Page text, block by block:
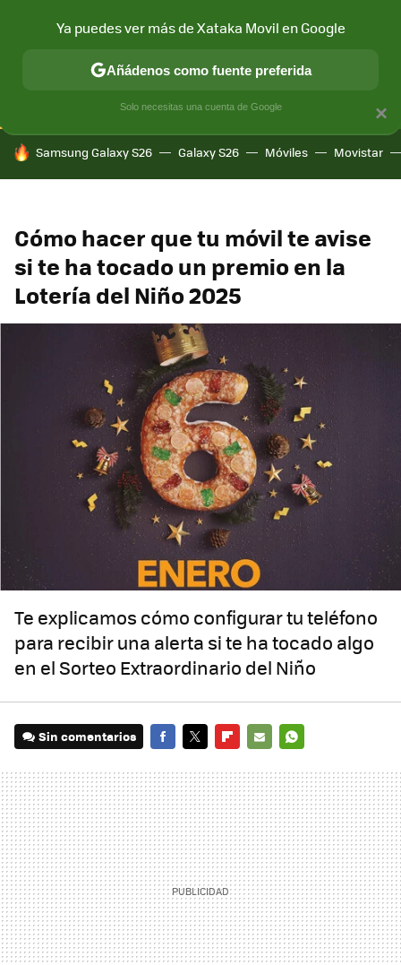
CONECTIVIDAD MÓVIL Y SOCIEDAD APLICACIONES
HOY SE HABLA DE
Samsung Galaxy S26 Galaxy S26 Móviles Movistar
Cómo hacer que tu móvil te avise
si te ha tocado un premio en la
Lotería del Niño 2025
Te explicamos cómo configurar tu teléfono
para recibir una alerta si te ha tocado algo
en el Sorteo Extraordinario del Niño
Sin comentarios
MAIL
×
Ya puedes ver más de Xataka Movil en Google
Añádenos como fuente preferida
Solo necesitas una cuenta de Google